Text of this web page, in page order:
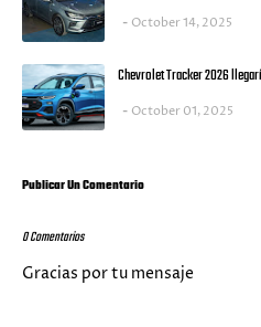
October 14, 2025
Chevrolet Tracker 2026
October 01, 2025
Publicar Un Comentario
0 Comentarios
Gracias por tu mensaje